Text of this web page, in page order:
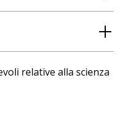
relative alla scienza